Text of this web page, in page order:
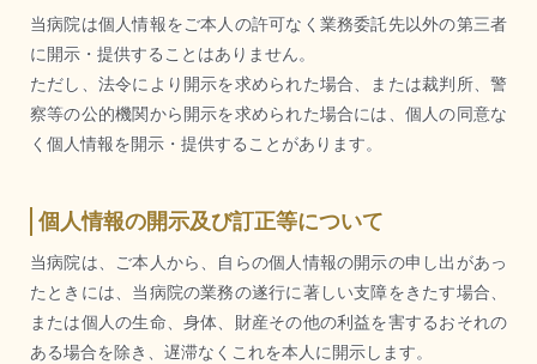
当病院は個人情報をご本人の許可なく業務委託先以外の第三者
に開示・提供することはありません。
ただし、法令により開示を求められた場合、または裁判所、警
察等の公的機関から開示を求められた場合には、個人の同意な
く個人情報を開示・提供することがあります。
個人情報の開示及び訂正等について
当病院は、ご本人から、自らの個人情報の開示の申し出があっ
たときには、当病院の業務の遂行に著しい支障をきたす場合、
または個人の生命、身体、財産その他の利益を害するおそれの
ある場合を除き、遅滞なくこれを本人に開示します。